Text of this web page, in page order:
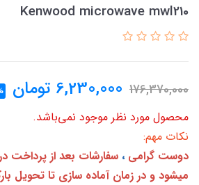
Kenwood microwave mwl210
176,370,000
6,230,000 تومان
محصول مورد نظر موجود نمی‌باشد.
نکات مهم:
دوست گرامی ، سفارشات بعد از پرداخت
میشود و در زمان آماده سازی تا تحویل